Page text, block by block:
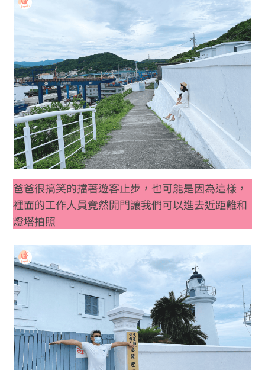
爸爸很搞笑的擋著遊客止步，也可能是因為這樣，
裡面的工作人員竟然開門讓我們可以進去近距離和
燈塔拍照